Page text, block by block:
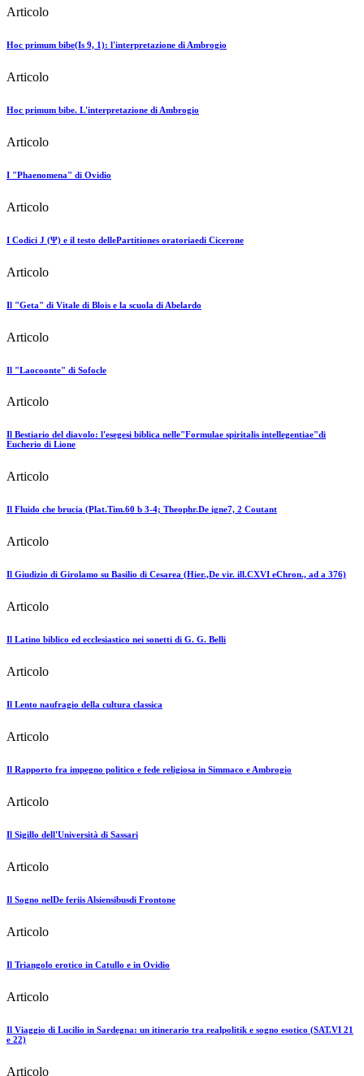
Articolo
Hoc primum bibe(Is 9, 1): l'interpretazione di Ambrogio
Articolo
Hoc primum bibe. L'interpretazione di Ambrogio
Articolo
I "Phaenomena" di Ovidio
Articolo
I Codici J (Ψ) e il testo dellePartitiones oratoriaedi Cicerone
Articolo
Il "Geta" di Vitale di Blois e la scuola di Abelardo
Articolo
Il "Laocoonte" di Sofocle
Articolo
Il Bestiario del diavolo: l'esegesi biblica nelle"Formulae spiritalis intellegentiae"di
Eucherio di Lione
Articolo
Il Fluido che brucia (Plat.Tim.60 b 3-4; Theophr.De igne7, 2 Coutant
Articolo
Il Giudizio di Girolamo su Basilio di Cesarea (Hier.,De vir. ill.CXVI eChron., ad a 376)
Articolo
Il Latino biblico ed ecclesiastico nei sonetti di G. G. Belli
Articolo
Il Lento naufragio della cultura classica
Articolo
Il Rapporto fra impegno politico e fede religiosa in Simmaco e Ambrogio
Articolo
Il Sigillo dell'Università di Sassari
Articolo
Il Sogno nelDe feriis Alsiensibusdi Frontone
Articolo
Il Triangolo erotico in Catullo e in Ovidio
Articolo
Il Viaggio di Lucilio in Sardegna: un itinerario tra realpolitik e sogno esotico (SAT.VI 21
e 22)
Articolo